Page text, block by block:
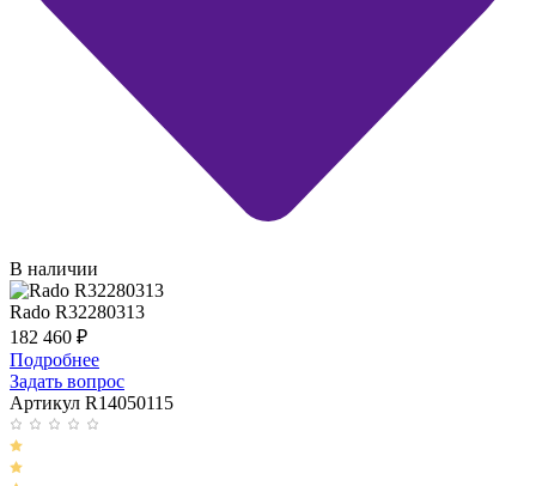
В наличии
Rado R32280313
182 460 ₽
Подробнее
Задать вопрос
Артикул R14050115